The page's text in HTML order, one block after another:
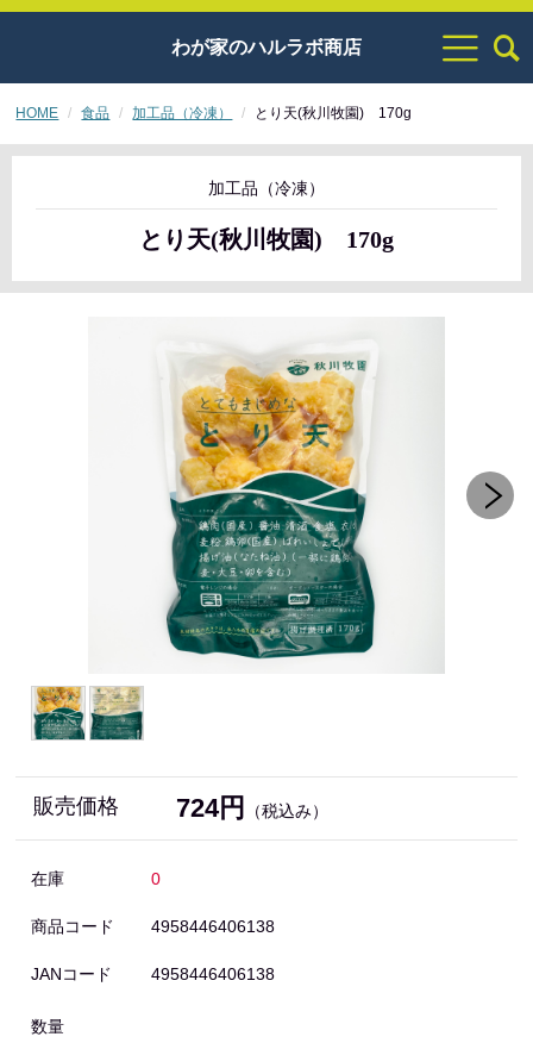
わが家のハルラボ商店
HOME 食品 加工品（冷凍） とり天(秋川牧園) 170g
加工品（冷凍）
とり天(秋川牧園) 170g
販売価格 724円 （税込み）
在庫 0
商品コード 4958446406138
JANコード 4958446406138
数量